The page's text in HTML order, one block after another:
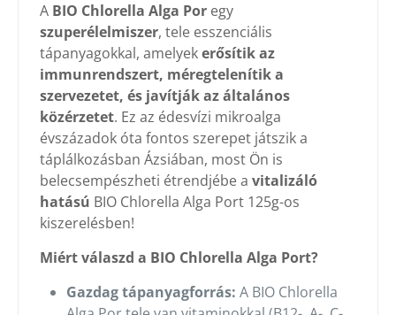
A BIO Chlorella Alga Poregy
szuperélelmiszer, tele esszenciális
tápanyagokkal, amelyekerősítik az
immunrendszert, méregtelenítik a
szervezetet, és javítják az általános
közérzetet. Ez az édesvízi mikroalga
évszázadok óta fontos szerepet játszik a
táplálkozásban Ázsiában, most Ön is
belecsempészheti étrendjébe a vitalizáló
hatású BIO Chlorella Alga Port 125g-os
kiszerelésben!
Miért válaszd a BIO Chlorella Alga Port?
Gazdag tápanyagforrás: A BIO Chlorella